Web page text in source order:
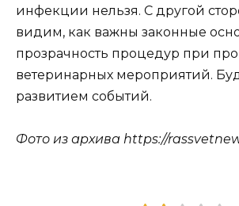
инфекции нельзя. С другой
видим, как важны законные
прозрачность процедур при
ветеринарных мероприятий.
развитием событий.
Фото из архива https://